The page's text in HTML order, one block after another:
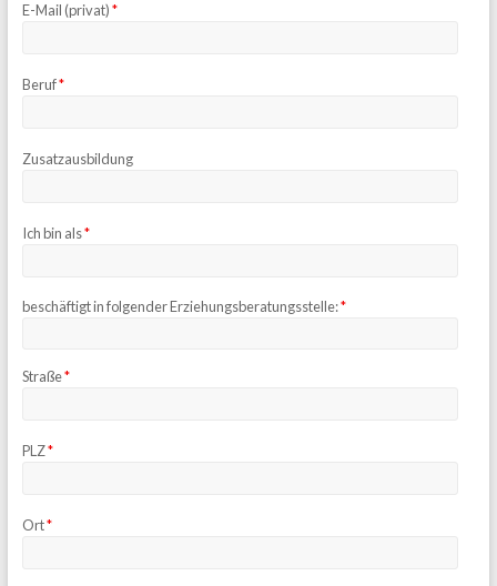
E-Mail (privat)*
Beruf*
Zusatzausbildung
Ich bin als*
beschäftigt in folgender Erziehungsberatungsstelle:*
Straße*
PLZ*
Ort*